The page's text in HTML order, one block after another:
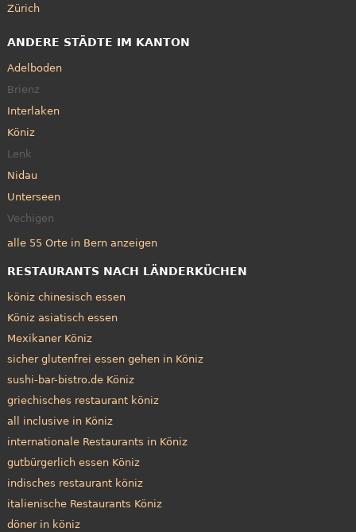
Zürich
ANDERE STÄDTE IM KANTON
Adelboden
Brienz
Interlaken
Köniz
Lenk
Nidau
Unterseen
Vechigen
alle 55 Orte in Bern anzeigen
RESTAURANTS NACH LÄNDERKÜCHEN
köniz chinesisch essen
Köniz asiatisch essen
Mexikaner Köniz
sicher glutenfrei essen gehen in Köniz
sushi-bar-bistro.de Köniz
griechisches restaurant köniz
all inclusive in Köniz
internationale Restaurants in Köniz
gutbürgerlich essen Köniz
indisches restaurant köniz
italienische Restaurants Köniz
döner in köniz